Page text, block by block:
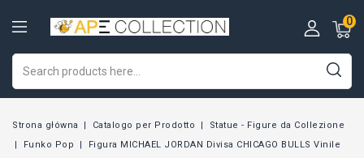
0
Strona główna Catalogo per Prodotto
Statue - Figure da Collezione
Funko Pop
Figura MICHAEL JORDAN Divisa CHICAGO BULLS Vinile